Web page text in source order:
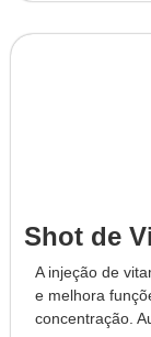
Shot de
A injeção de
e melhora
concentração.